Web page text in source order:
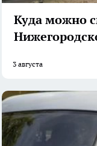
Куда можно
3 августа